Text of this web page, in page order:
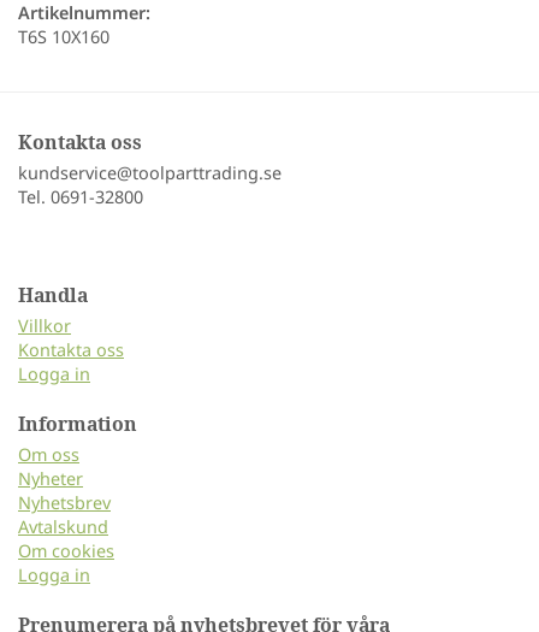
Artikelnummer:
T6S 10X160
Kontakta oss
kundservice@toolparttrading.se
Tel. 0691-32800
Handla
Villkor
Kontakta oss
Logga in
Information
Om oss
Nyheter
Nyhetsbrev
Avtalskund
Om cookies
Logga in
Prenumerera på nyhetsbrevet för våra